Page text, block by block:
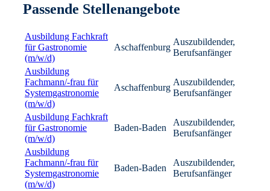
Passende Stellenangebote
Ausbildung Fachkraft
für Gastronomie
(m/w/d)
Aschaffenburg
Auszubildender,
Berufsanfänger
Ausbildung
Fachmann/-frau für
Systemgastronomie
(m/w/d)
Aschaffenburg
Auszubildender,
Berufsanfänger
Ausbildung Fachkraft
für Gastronomie
(m/w/d)
Baden-Baden
Auszubildender,
Berufsanfänger
Ausbildung
Fachmann/-frau für
Systemgastronomie
(m/w/d)
Baden-Baden
Auszubildender,
Berufsanfänger